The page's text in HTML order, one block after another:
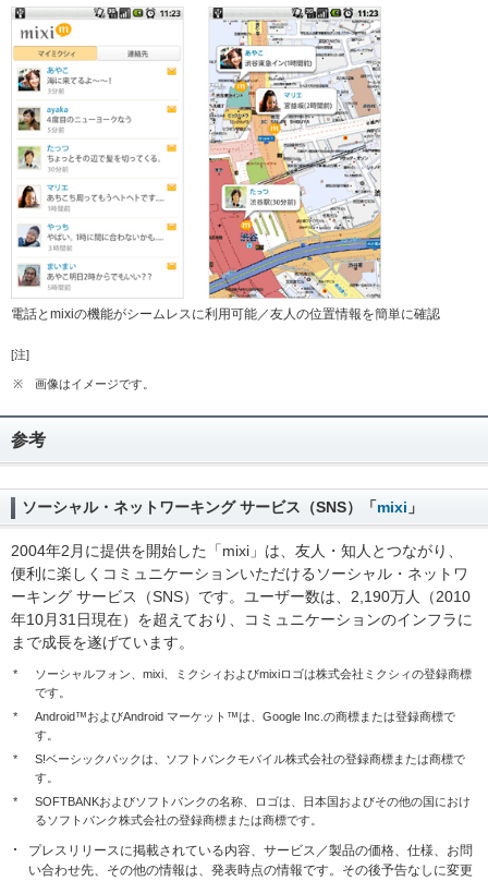
電話とmixiの機能がシームレスに利用可能／友人の位置情報を簡単に確認
[注]
※ 画像はイメージです。
参考
ソーシャル・ネットワーキング サービス（SNS）「mixi 」
2004年2月に提供を開始した「mixi」は、友人・知人とつながり、
便利に楽しくコミュニケーションいただけるソーシャル・ネットワ
ーキング サービス（SNS）です。ユーザー数は、2,190万人（2010
年10月31日現在）を超えており、コミュニケーションのインフラに
まで成長を遂げています。
*
ソーシャルフォン、mixi、ミクシィおよびmixiロゴは株式会社ミクシィの登録商標
です。
*
Android™およびAndroid マーケット™は、Google Inc.の商標または登録商標で
す。
*
S!ベーシックパックは、ソフトバンクモバイル株式会社の登録商標または商標で
す。
*
SOFTBANKおよびソフトバンクの名称、ロゴは、日本国およびその他の国におけ
るソフトバンク株式会社の登録商標または商標です。
プレスリリースに掲載されている内容、サービス／製品の価格、仕様、お問
い合わせ先、その他の情報は、発表時点の情報です。その後予告なしに変更